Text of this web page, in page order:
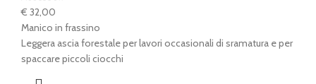
€ 32,00
Manico in frassino
Leggera ascia forestale per lavori occasionali di sramatura e per
spaccare piccoli ciocchi